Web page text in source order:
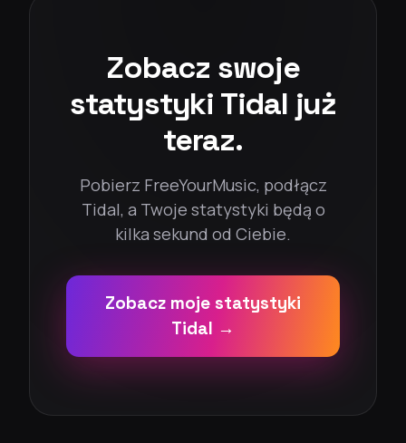
Zobacz swoje
statystyki Tidal już
teraz.
Pobierz FreeYourMusic, podłącz
Tidal, a Twoje statystyki będą o
kilka sekund od Ciebie.
Zobacz moje statystyki
Tidal →